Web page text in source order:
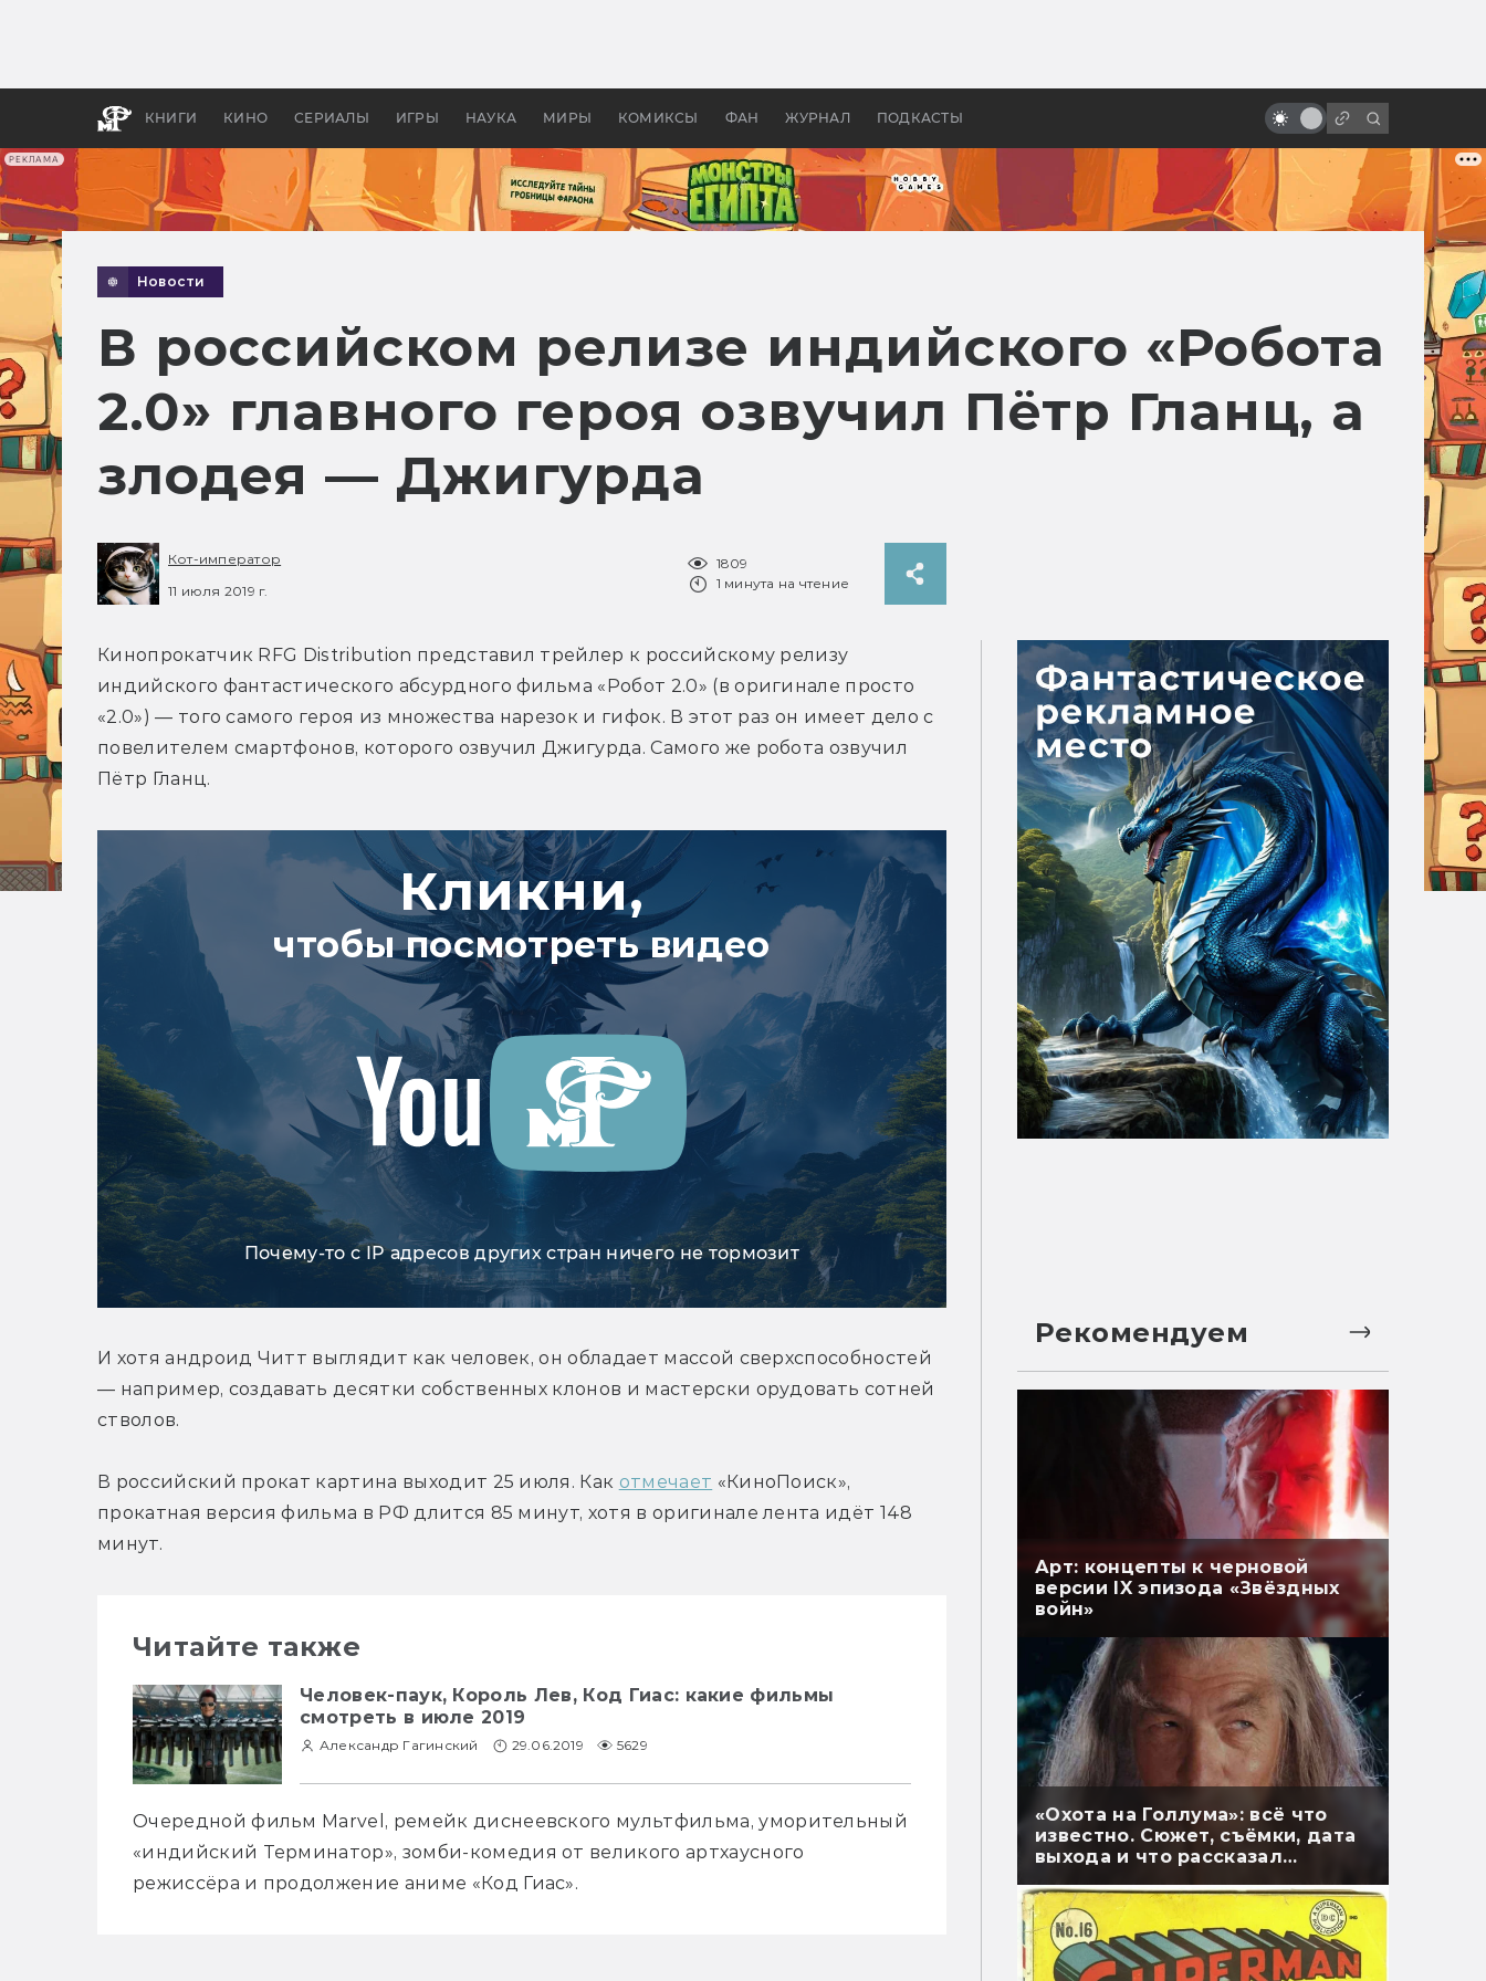
РЕКЛАМА
КНИГИ КИНО СЕРИАЛЫ ИГРЫ НАУКА МИРЫ КОМИКСЫ ФАН ЖУРНАЛ ПОДКАСТЫ
бы «Властелина колец»
Древней Грецией
боевика
Новости
В российском релизе индийского «Робота
2.0» главного героя озвучил Пётр Гланц, а
злодея — Джигурда
Кот-император
11 июля 2019 г.
1809
1 минута на чтение
Кинопрокатчик RFG Distribution представил трейлер к российскому релизу
индийского фантастического абсурдного фильма «Робот 2.0» (в оригинале просто
«2.0») — того самого героя из множества нарезок и гифок. В этот раз он имеет дело с
повелителем смартфонов, которого озвучил Джигурда. Самого же робота озвучил
Пётр Гланц.
Кликни,
чтобы посмотреть видео
Почему-то с IP адресов других стран ничего не тормозит
И хотя андроид Читт выглядит как человек, он обладает массой сверхспособностей
— например, создавать десятки собственных клонов и мастерски орудовать сотней
стволов.
В российский прокат картина выходит 25 июля. Как отмечает «КиноПоиск»,
прокатная версия фильма в РФ длится 85 минут, хотя в оригинале лента идёт 148
минут.
Читайте также
Человек-паук, Король Лев, Код Гиас: какие фильмы
смотреть в июле 2019
Александр Гагинский 29.06.2019 5629
Очередной фильм Marvel, ремейк диснеевского мультфильма, уморительный
«индийский Терминатор», зомби-комедия от великого артхаусного
режиссёра и продолжение аниме «Код Гиас».
Рекомендуем
Арт: концепты к черновой
версии IX эпизода «Звёздных
войн»
«Охота на Голлума»: всё что
известно. Сюжет, съёмки, дата
выхода и что рассказал